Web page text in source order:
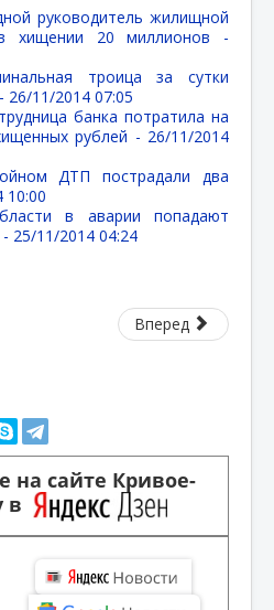
руководитель жилищной
хищении 20 миллионов -
троица за сутки
26/11/2014 07:05
банка потратила на
рублей - 26/11/2014
ДТП пострадали два
10:00
в аварии попадают
25/11/2014 04:24
Вперед
на сайте Кривое-
в